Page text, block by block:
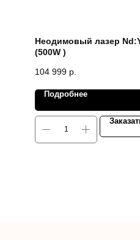
Неодимовый лазер
(500W )
104 999 р.
Подробнее